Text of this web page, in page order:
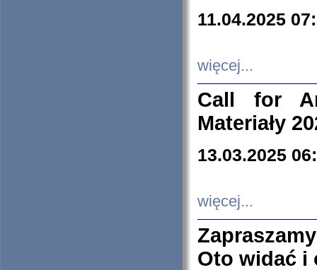
11.04.2025
więcej...
Call for
Materiały
13.03.2025
więcej...
Oto widać i